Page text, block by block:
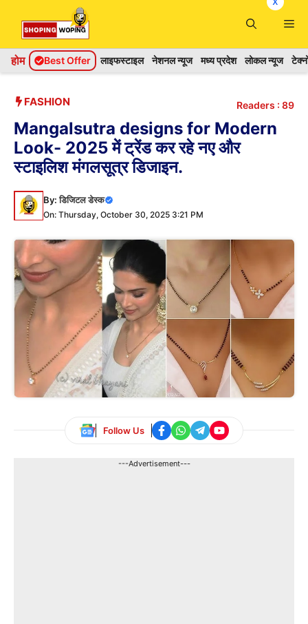
content
होम Best Offer लाइफस्टाइल नेशनल न्यूज मध्य प्रदेश लोकल न्यूज
FASHION Readers : 89
Mangalsutra designs for Modern
Look- 2025 में ट्रेंड कर रहे नए और
स्टाइलिश मंगलसूत्र डिजाइन.
By:डिजिटल डेस्क
On: Thursday, October 30, 2025 3:21 PM
Follow Us
---Advertisement---